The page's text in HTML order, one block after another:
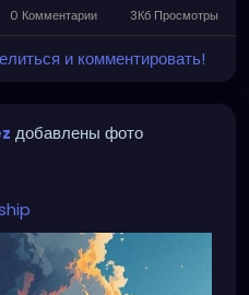
0 Комментарии 3Кб Просмотры
и комментировать!
добавлены фото